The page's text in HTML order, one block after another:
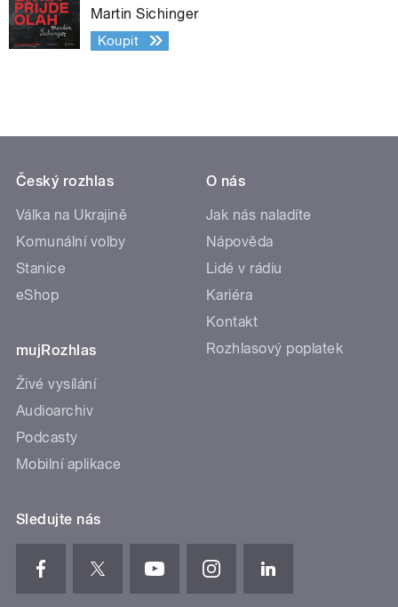
Martin Sichinger
Koupit
Český rozhlas
Válka na Ukrajině
Komunální volby
Stanice
eShop
mujRozhlas
Živé vysílání
Audioarchiv
Podcasty
Mobilní aplikace
O nás
Jak nás naladíte
Nápověda
Lidé v rádiu
Kariéra
Kontakt
Rozhlasový poplatek
Sledujte nás